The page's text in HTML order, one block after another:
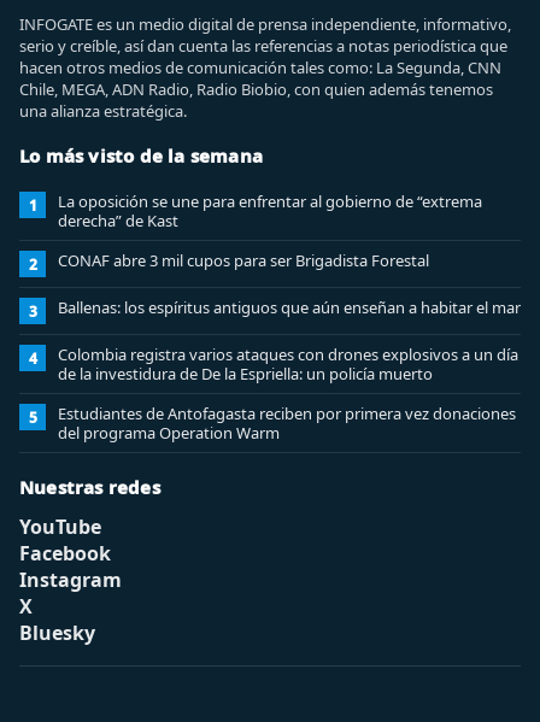
INFOGATE es un medio digital de prensa independiente, informativo,
serio y creíble, así dan cuenta las referencias a notas periodística que
hacen otros medios de comunicación tales como: La Segunda, CNN
Chile, MEGA, ADN Radio, Radio Biobio, con quien además tenemos
una alianza estratégica.
Lo más visto de la semana
1
La oposición se une para enfrentar al gobierno de “extrema
derecha” de Kast
2 CONAF abre 3 mil cupos para ser Brigadista Forestal
3 Ballenas: los espíritus antiguos que aún enseñan a habitar el mar
4
Colombia registra varios ataques con drones explosivos a un día
de la investidura de De la Espriella: un policía muerto
5
Estudiantes de Antofagasta reciben por primera vez donaciones
del programa Operation Warm
Nuestras redes
YouTube
Facebook
Instagram
X
Bluesky